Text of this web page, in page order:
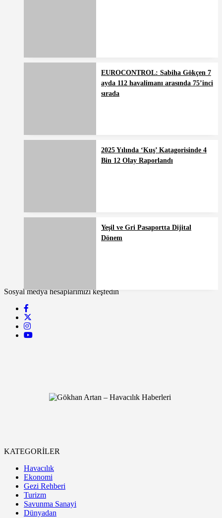
EUROCONTROL: Sabiha Gökçen 7
ayda 112 havalimanı arasında 75’inci
sırada
2025 Yılında ‘Kuş’ Katagorisinde 4
Bin 12 Olay Raporlandı
Yeşil ve Gri Pasaportta Dijital
Dönem
Sosyal medya hesaplarımızı keşfedin
KATEGORİLER
Havacılık
Ekonomi
Gezi Rehberi
Turizm
Savunma Sanayi
Dünyadan